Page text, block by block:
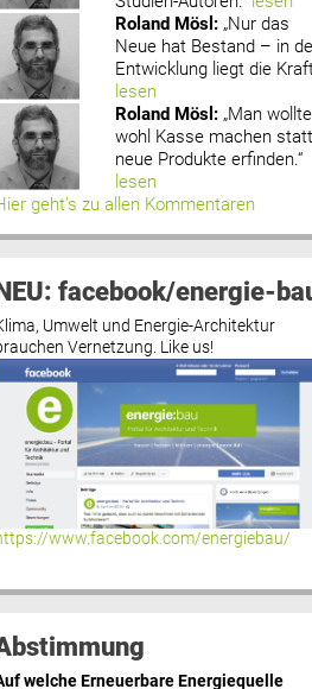
Roland Mösl : „Nur das
Neue hat Bestand – in
Entwicklung liegt die
lesen
Roland Mösl : „Man wollte
wohl Kasse machen statt
neue Produkte erfinden.“
lesen
geht’s zu allen Kommentaren
facebook/energie-
Umwelt und Energie-Architektur
Vernetzung. Like us!
www.facebook.com/energiebau/
welche Erneuerbare Energiequelle